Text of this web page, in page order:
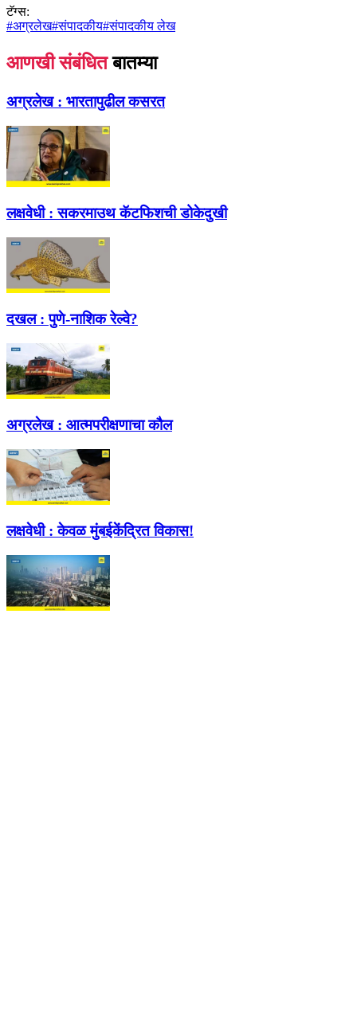
टॅग्स:
#अग्रलेख#संपादकीय#संपादकीय लेख
आणखी संबंधित बातम्या
अग्रलेख : भारतापुढील कसरत
लक्षवेधी : सकरमाउथ कॅटफिशची डोकेदुखी
दखल : पुणे-नाशिक रेल्वे?
अग्रलेख : आत्मपरीक्षणाचा कौल
लक्षवेधी : केवळ मुंबईकेंद्रित विकास!